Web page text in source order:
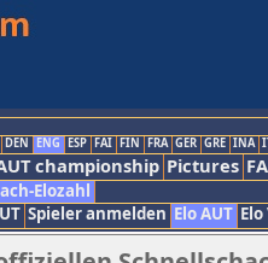
DEN ENG ESP FAI FIN FRA GER GRE INA
championship Pictures
Elozahl
Spieler anmelden Elo AUT